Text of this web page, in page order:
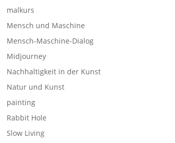
malkurs
Mensch und Maschine
Mensch-Maschine-Dialog
Midjourney
Nachhaltigkeit in der Kunst
Natur und Kunst
painting
Rabbit Hole
Slow Living